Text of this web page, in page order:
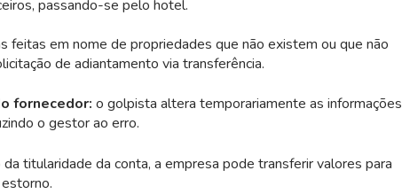
passando-se pelo hotel.
feitas em nome de propriedades que não existem ou que não
de adiantamento via transferência.
fornecedor: o golpista altera temporariamente as informações
o gestor ao erro.
titularidade da conta, a empresa pode transferir valores para